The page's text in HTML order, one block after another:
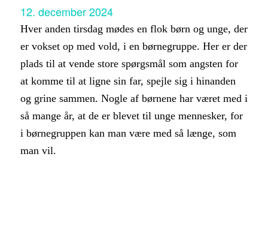
12. december 2024
Hver anden tirsdag mødes en flok børn og unge, der
er vokset op med vold, i en børnegruppe. Her er der
plads til at vende store spørgsmål som angsten for
at komme til at ligne sin far, spejle sig i hinanden
og grine sammen. Nogle af børnene har været med i
så mange år, at de er blevet til unge mennesker, for
i børnegruppen kan man være med så længe, som
man vil.